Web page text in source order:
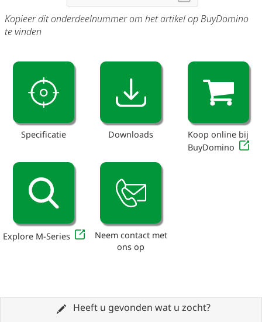
Kopieer dit onderdeelnummer om het artikel op BuyDomino
te vinden
Specificatie Downloads
Koop online bij
BuyDomino
Explore M-Series
Neem contact met
ons op
Heeft u gevonden wat u zocht?